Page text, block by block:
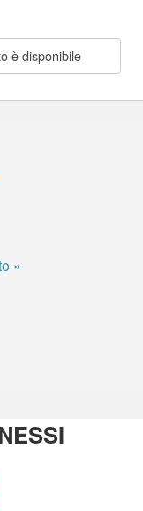
è disponibile
»